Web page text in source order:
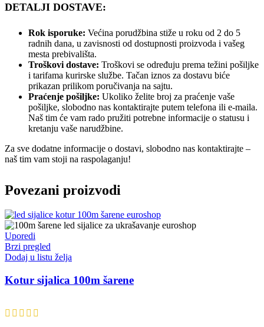
DETALJI DOSTAVE:
Rok isporuke: Većina porudžbina stiže u roku od 2 do 5
radnih dana, u zavisnosti od dostupnosti proizvoda i vašeg
mesta prebivališta.
Troškovi dostave: Troškovi se određuju prema težini pošiljke
i tarifama kurirske službe. Tačan iznos za dostavu biće
prikazan prilikom poručivanja na sajtu.
Praćenje pošiljke: Ukoliko želite broj za praćenje vaše
pošiljke, slobodno nas kontaktirajte putem telefona ili e-maila.
Naš tim će vam rado pružiti potrebne informacije o statusu i
kretanju vaše narudžbine.
Za sve dodatne informacije o dostavi, slobodno nas kontaktirajte –
naš tim vam stoji na raspolaganju!
Povezani proizvodi
Uporedi
Brzi pregled
Dodaj u listu želja
Kotur sijalica 100m šarene